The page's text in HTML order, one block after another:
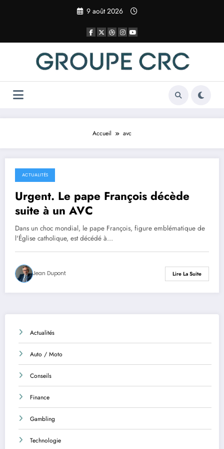
9 août 2026
Accueil avc
22 avril 2025
ACTUALITÉS
Urgent. Le pape François décède
suite à un AVC
Dans un choc mondial, le pape François, figure emblématique de
l'Église catholique, est décédé à…
Jean Dupont Lire La Suite
Actualités
Auto / Moto
Conseils
Finance
Gambling
Technologie